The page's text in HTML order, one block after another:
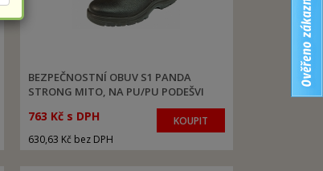
BEZPEČNOSTNÍ OBUV S1 PANDA
STRONG MITO, NA PU/PU PODEŠVI
763 Kč s DPH
630,63 Kč bez DPH
KOUPIT